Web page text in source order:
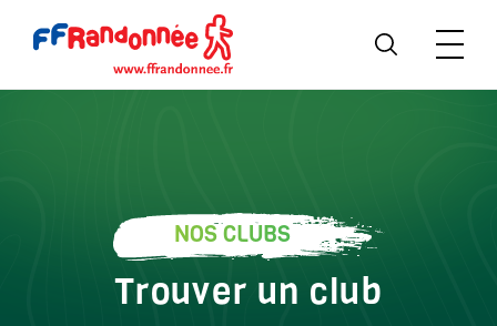
NOS CLUBS
Trouver un club